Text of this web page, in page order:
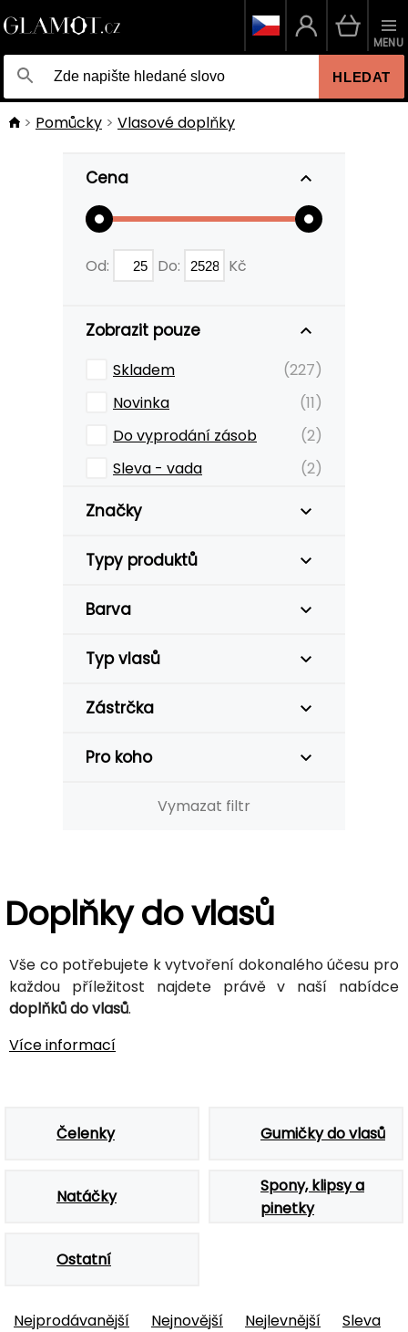
HLEDAT
MENU
Pomůcky Vlasové doplňky
Cena
Od: Do: Kč
Zobrazit pouze
Skladem
(227)
Novinka
(11)
Do vyprodání zásob
(2)
Sleva - vada
(2)
Značky
Typy produktů
Barva
Typ vlasů
Zástrčka
Pro koho
Vymazat filtr
Doplňky do vlasů
Vše co potřebujete k vytvoření dokonalého účesu pro
každou příležitost najdete právě v naší nabídce
doplňků do vlasů.
Více informací
Čelenky Gumičky do vlasů
Natáčky
Spony, klipsy a
pinetky
Ostatní
Nejprodávanější Nejnovější Nejlevnější
Sleva